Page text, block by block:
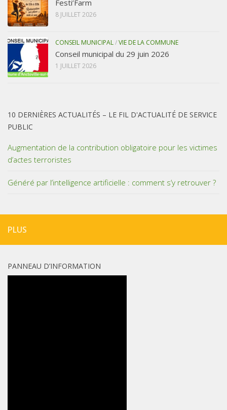
Festi’Farm
8 JUILLET 2026
CONSEIL MUNICIPAL/VIE DE LA COMMUNE
Conseil municipal du 29 juin 2026
1 JUILLET 2026
10 DERNIÈRES ACTUALITÉS – LE FIL D'ACTUALITÉ DE SERVICE
PUBLIC
Augmentation de la contribution obligatoire pour les victimes
d’actes terroristes
Généré par l’intelligence artificielle : comment s’y retrouver ?
PLUS
PANNEAU D’INFORMATION